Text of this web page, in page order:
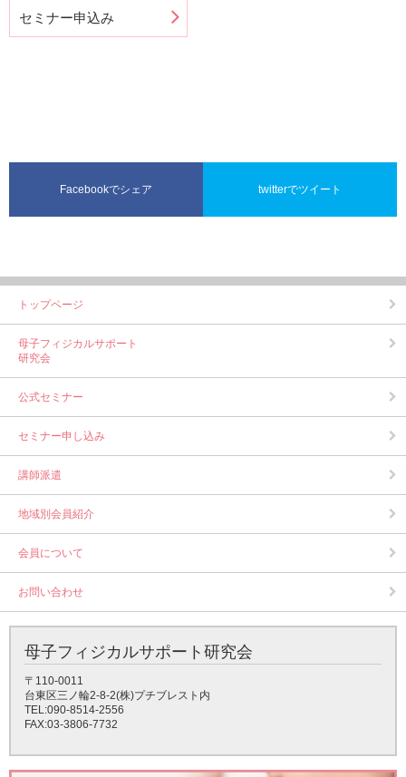
セミナー申込み
Facebookでシェア twitterでツイート
トップページ
母子フィジカルサポート
研究会
公式セミナー
セミナー申し込み
講師派遣
地域別会員紹介
会員について
お問い合わせ
母子フィジカルサポート研究会
〒110-0011
台東区三ノ輪2-8-2(株)プチブレスト内
TEL:090-8514-2556
FAX:03-3806-7732